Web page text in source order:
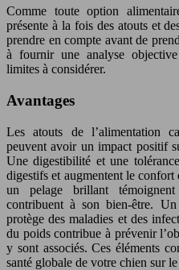
Comme toute option
présente à la fois des atouts et
prendre en compte avant de
à fournir une analyse
limites à considérer.
Avantages
Les atouts de l’alimentation
peuvent avoir un impact positif
Une digestibilité et une
digestifs et augmentent le
un pelage brillant
contribuent à son bien-être.
protège des maladies et des
du poids contribue à prévenir
y sont associés. Ces éléments
santé globale de votre chien sur